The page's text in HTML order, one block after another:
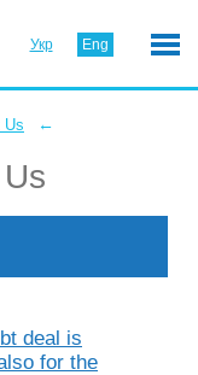
Укр Eng
Us ←
deal is
for the